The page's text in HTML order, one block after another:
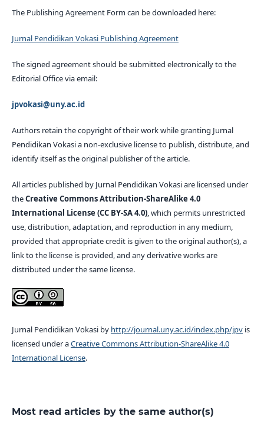
The Publishing Agreement Form can be downloaded here:
Jurnal Pendidikan Vokasi Publishing Agreement
The signed agreement should be submitted electronically to the
Editorial Office via email:
jpvokasi@uny.ac.id
Authors retain the copyright of their work while granting Jurnal
Pendidikan Vokasi a non-exclusive license to publish, distribute, and
identify itself as the original publisher of the article.
All articles published by Jurnal Pendidikan Vokasi are licensed under
theCreative Commons Attribution-ShareAlike 4.0
International License (CC BY-SA 4.0), which permits unrestricted
use, distribution, adaptation, and reproduction in any medium,
provided that appropriate credit is given to the original author(s), a
link to the license is provided, and any derivative works are
distributed under the same license.
Jurnal Pendidikan Vokasi by http://journal.uny.ac.id/index.php/jpvis
licensed under aCreative Commons Attribution-ShareAlike 4.0
International License.
Most read articles by the same author(s)